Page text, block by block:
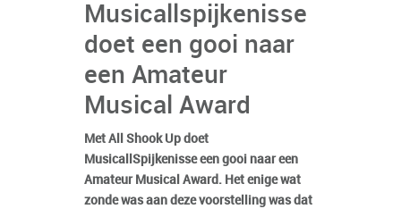
Musicallspijkenisse
doet een gooi naar
een Amateur
Musical Award
Met All Shook Up doet
MusicallSpijkenisse een gooi naar een
Amateur Musical Award. Het enige wat
zonde was aan deze voorstelling was dat